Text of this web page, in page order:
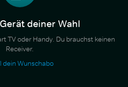
deiner Wahl
TV oder Handy. Du brauchst keinen
Receiver.
dein Wunschabo